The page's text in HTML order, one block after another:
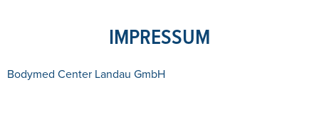
IMPRESSUM
Bodymed Center Landau GmbH